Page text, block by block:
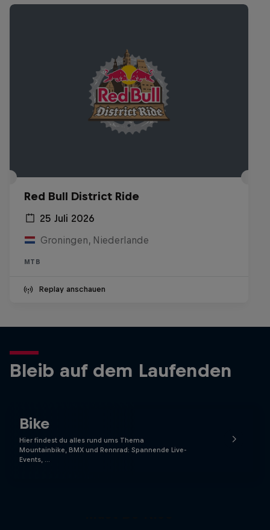
Red Bull District Ride
25 Juli 2026
Groningen, Niederlande
MTB
Replay anschauen
Bleib auf dem Laufenden
Bike
Hier findest du alles rund ums Thema
Mountainbike, BMX und Rennrad: Spannende Live-
Events, …